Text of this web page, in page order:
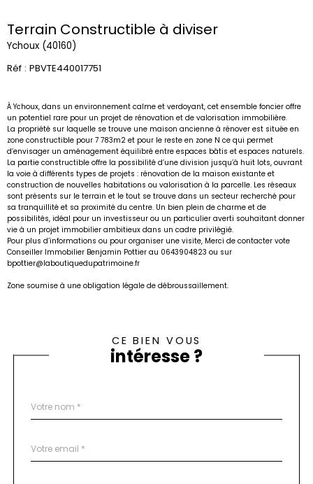
Terrain Constructible à diviser
Ychoux (40160)
Réf : PBVTE440017751
À Ychoux, dans un environnement calme et verdoyant, cet ensemble foncier offre
un potentiel rare pour un projet de rénovation et de valorisation immobilière.
La propriété sur laquelle se trouve une maison ancienne à rénover est située en
zone constructible pour 7 783m2 et pour le reste en zone N ce qui permet
d’envisager un aménagement équilibré entre espaces bâtis et espaces naturels.
La partie constructible offre la possibilité d’une division jusqu’à huit lots, ouvrant
la voie à différents types de projets : rénovation de la maison existante et
construction de nouvelles habitations ou valorisation à la parcelle. Les réseaux
sont présents sur le terrain et le tout se trouve dans un secteur recherché pour
sa tranquillité et sa proximité du centre. Un bien plein de charme et de
possibilités, idéal pour un investisseur ou un particulier averti souhaitant donner
vie à un projet immobilier ambitieux dans un cadre privilégié.
Pour plus d’informations ou pour organiser une visite, Merci de contacter vote
Conseiller Immobilier Benjamin Pottier au 0643904823 ou sur
bpottier@laboutiquedupatrimoine.fr
Zone soumise à une obligation légale de débroussaillement.
CE BIEN VOUS
intéresse ?
par
*
*